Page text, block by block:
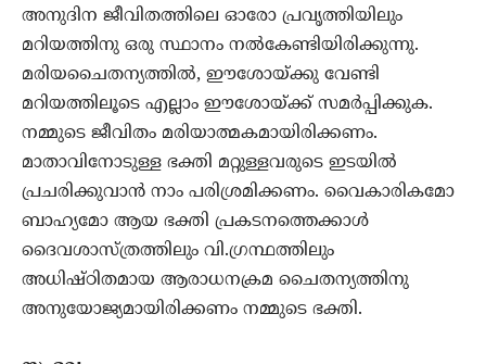
അനുദിന ജീവിതത്തിലെ ഓരോ പ്രവൃത്തിയിലും
മറിയത്തിനു ഒരു സ്ഥാനം നല്‍കേണ്ടിയിരിക്കുന്നു.
മരിയചൈതന്യത്തില്‍, ഈശോയ്ക്കു വേണ്ടി
മറിയത്തിലൂടെ എല്ലാം ഈശോയ്ക്ക് സമര്‍പ്പിക്കുക.
നമ്മുടെ ജീവിതം മരിയാത്മകമായിരിക്കണം.
മാതാവിനോടുള്ള ഭക്തി മറ്റുള്ളവരുടെ ഇടയില്‍
പ്രചരിക്കുവാന്‍ നാം പരിശ്രമിക്കണം. വൈകാരികമോ
ബാഹ്യമോ ആയ ഭക്തി പ്രകടനത്തെക്കാള്‍
ദൈവശാസ്ത്രത്തിലും വി.ഗ്രന്ഥത്തിലും
അധിഷ്ഠിതമായ ആരാധനക്രമ ചൈതന്യത്തിനു
അനുയോജ്യമായിരിക്കണം നമ്മുടെ ഭക്തി.